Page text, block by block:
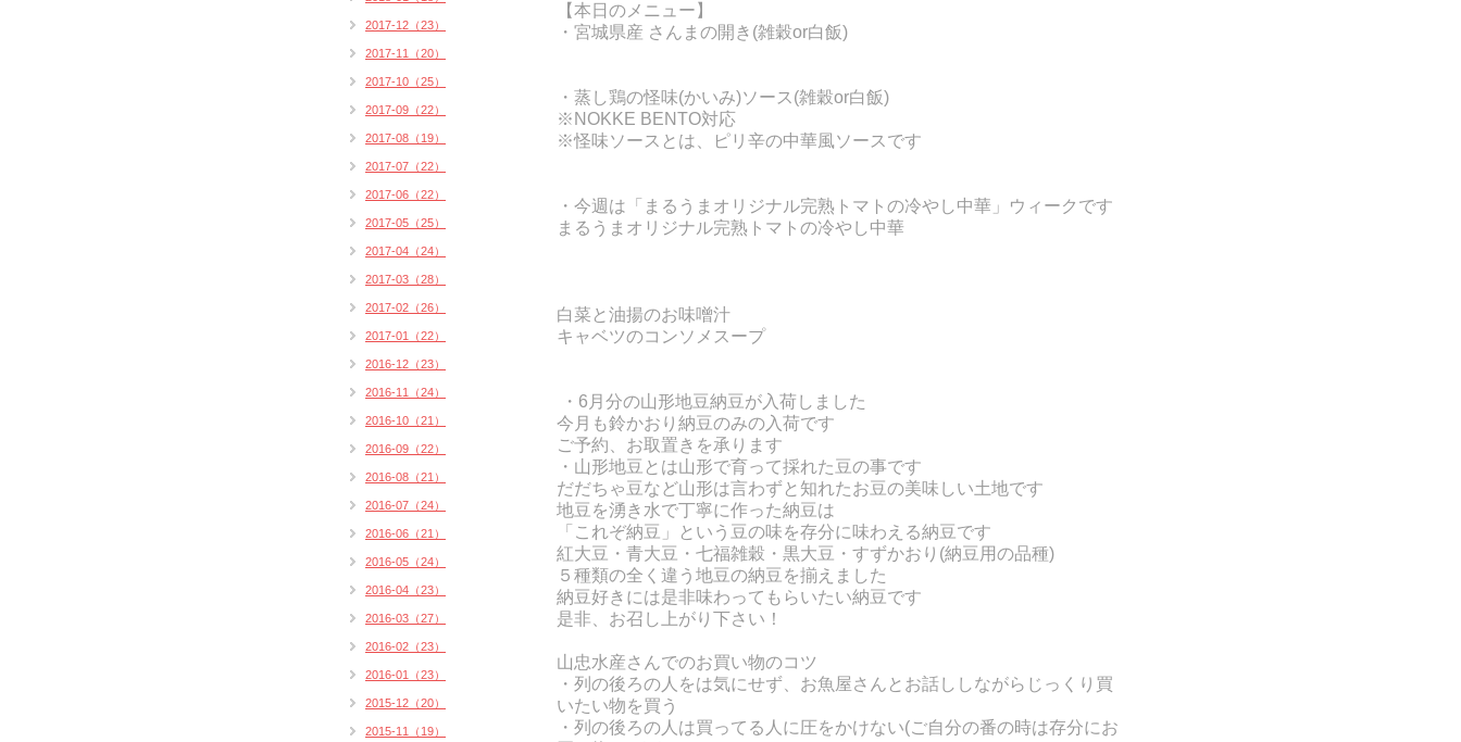
【本日のメニュー】
・ 宮城県産 さんまの開き (雑穀or白飯)
・蒸し鶏の怪味(かいみ)ソース(雑穀or白飯)
※NOKKE BENTO対応
※怪味ソースとは、ピリ辛の中華風ソースです
・今週は「まるうまオリジナル完熟トマトの冷やし中華」ウィークです
まるうまオリジナル完熟トマトの冷やし中華
白菜と油揚のお味噌汁
キャベツのコンソメスープ
・6月分の山形地豆納豆が入荷しました
今月も鈴かおり納豆のみの入荷です
ご予約、お取置きを承ります
・山形地豆とは山形で育って採れた豆の事です
だだちゃ豆など山形は言わずと知れたお豆の美味しい土地です
地豆を湧き水で丁寧に作った納豆は
「これぞ納豆」という豆の味を存分に味わえる納豆です
紅大豆・青大豆・七福雑穀・黒大豆・すずかおり (納豆用の品種)
５種類の全く違う地豆の納豆を揃えました
納豆好きには是非味わってもらいたい納豆です
是非、お召し上がり下さい！
山忠水産さんでのお買い物のコツ
・列の後ろの人をは気にせず、お魚屋さんとお話ししながらじっくり買
いたい物を買う
・列の後ろの人は買ってる人に圧をかけない(ご自分の番の時は存分にお
2017-12（23）
2017-11（20）
2017-10（25）
2017-09（22）
2017-08（19）
2017-07（22）
2017-06（22）
2017-05（25）
2017-04（24）
2017-03（28）
2017-02（26）
2017-01（22）
2016-12（23）
2016-11（24）
2016-10（21）
2016-09（22）
2016-08（21）
2016-07（24）
2016-06（21）
2016-05（24）
2016-04（23）
2016-03（27）
2016-02（23）
2016-01（23）
2015-12（20）
2015-11（19）